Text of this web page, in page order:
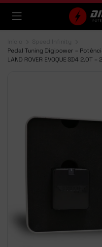
Pedal Tuning Digipower –
LAND ROVER EVOQUE SD4 2.0T